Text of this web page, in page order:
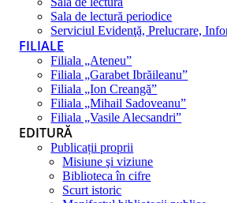
Sala de lectură periodice
Serviciul Evidenţă, Prelucrare,
FILIALE
Filiala „Ateneu”
Filiala „Garabet Ibrăileanu”
Filiala „Ion Creangă”
Filiala „Mihail Sadoveanu”
Filiala „Vasile Alecsandri”
EDITURĂ
Publicații proprii
Misiune şi viziune
Biblioteca în cifre
Scurt istoric